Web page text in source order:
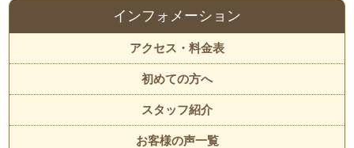
インフォメーション
アクセス・料金表
初めての方へ
スタッフ紹介
お客様の声一覧